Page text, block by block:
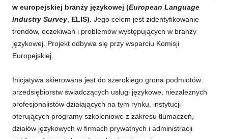
w europejskiej branży językowej (European Language
Industry Survey, ELIS). Jego celem jest zidentyfikowanie
trendów, oczekiwań i problemów występujących w branży
językowej. Projekt odbywa się przy wsparciu Komisji
Europejskiej.
Inicjatywa skierowana jest do szerokiego grona podmiotów:
przedsiębiorstw świadczących usługi językowe, niezależnych
profesjonalistów działających na tym rynku, instytucji
oferujących programy szkoleniowe z zakresu tłumaczeń,
działów językowych w firmach prywatnych i administracji